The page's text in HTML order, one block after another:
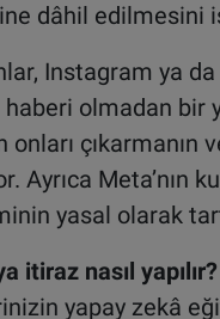
dâhil edilmesini
Instagram ya
olmadan bir
onları
Ayrıca Meta’nın
yasal olarak
itiraz nasıl yapılır?
yapay zekâ